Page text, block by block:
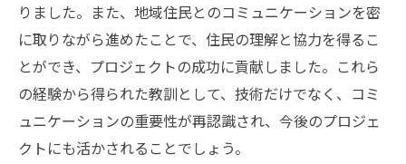
りました。また、地域住民とのコミュニケーションを密
に取りながら進めたことで、住民の理解と協力を得るこ
とができ、プロジェクトの成功に貢献しました。これら
の経験から得られた教訓として、技術だけでなく、コミ
ュニケーションの重要性が再認識され、今後のプロジェ
クトにも活かされることでしょう。